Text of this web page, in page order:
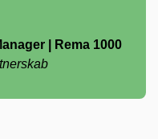
| Rema 1000